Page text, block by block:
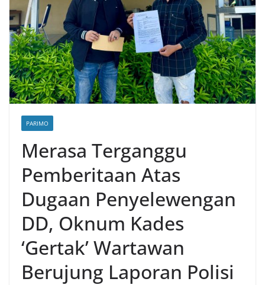
PARIMO
Merasa Terganggu
Pemberitaan Atas
Dugaan Penyelewengan
DD, Oknum Kades
‘Gertak’ Wartawan
Berujung Laporan Polisi